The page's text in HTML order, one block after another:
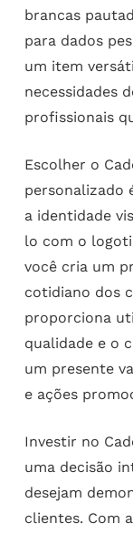
brancas
para dados
um item
necessidades
profissionais
Escolher o
personalizado
a identidade
lo com o
você cria um
cotidiano dos
proporciona
qualidade e o
um presente
e ações
Investir no
uma decisão
desejam
clientes. Com